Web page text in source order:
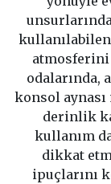
kullanılabilen
atmosferini
odalarında,
konsol
derinlik
kullanım
dikkat
ipuçlarını